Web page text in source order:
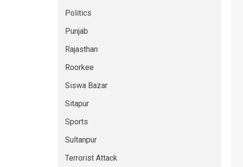
Politics
Punjab
Rajasthan
Roorkee
Siswa Bazar
Sitapur
Sports
Sultanpur
Terrorist Attack